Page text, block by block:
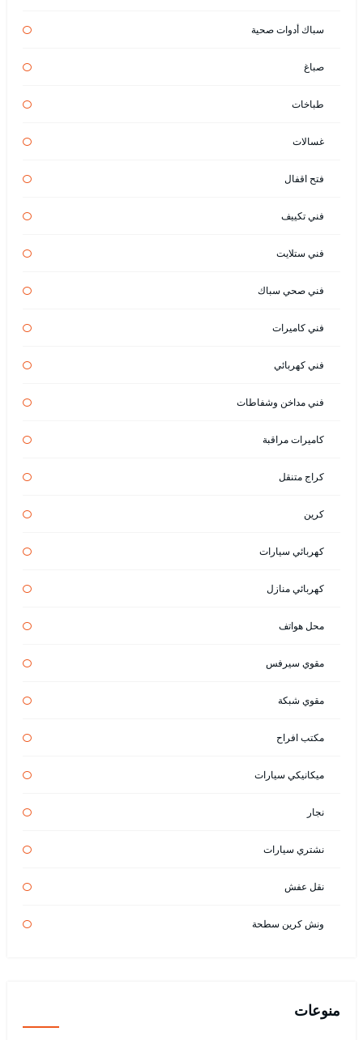
سباك أدوات صحية
صباغ
طباخات
غسالات
فتح اقفال
فني تكييف
فني ستلايت
فني صحي سباك
فني كاميرات
فني كهربائي
فني مداخن وشفاطات
كاميرات مراقبة
كراج متنقل
كرين
كهربائي سيارات
كهربائي منازل
محل هواتف
مقوي سيرفس
مقوي شبكة
مكتب افراح
ميكانيكي سيارات
نجار
نشتري سيارات
نقل عفش
ونش كرين سطحة
منوعات